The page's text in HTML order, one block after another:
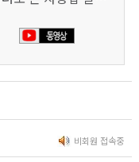
비회원 접속중